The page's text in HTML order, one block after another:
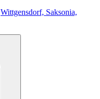
Wittgensdorf, Saksonia,